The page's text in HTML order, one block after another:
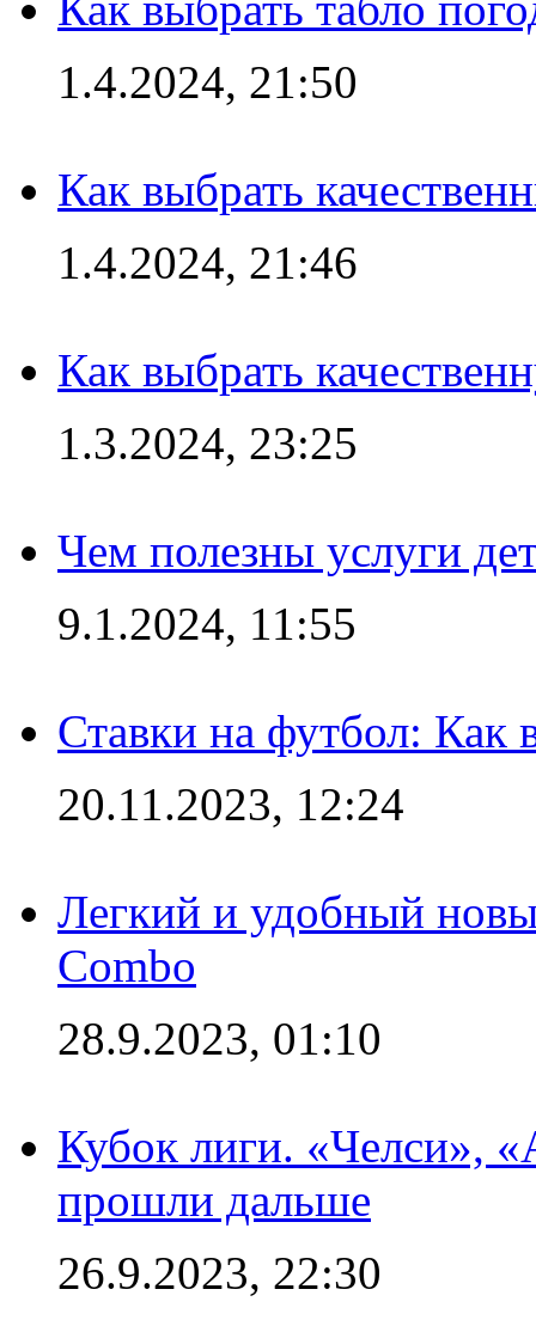
1.4.2024, 21:50
Как выбрать
1.4.2024, 21:46
Как выбрать
1.3.2024, 23:25
Чем полезны услуги
9.1.2024, 11:55
Ставки на футбол: Как
20.11.2023, 12:24
Легкий и удобный
Combo
28.9.2023, 01:10
Кубок лиги. «Челси»,
прошли дальше
26.9.2023, 22:30